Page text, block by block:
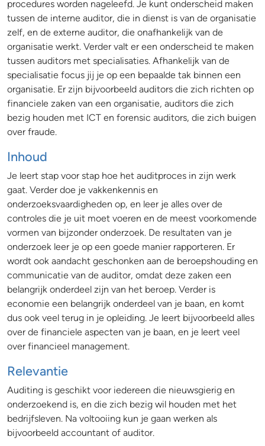
procedures worden nageleefd. Je kunt onderscheid maken
tussen de interne auditor, die in dienst is van de organisatie
zelf, en de externe auditor, die onafhankelijk van de
organisatie werkt. Verder valt er een onderscheid te maken
tussen auditors met specialisaties. Afhankelijk van de
specialisatie focus jij je op een bepaalde tak binnen een
organisatie. Er zijn bijvoorbeeld auditors die zich richten op
financiele zaken van een organisatie, auditors die zich
bezig houden met ICT en forensic auditors, die zich buigen
over fraude.
Inhoud
Je leert stap voor stap hoe het auditproces in zijn werk
gaat. Verder doe je vakkenkennis en
onderzoeksvaardigheden op, en leer je alles over de
controles die je uit moet voeren en de meest voorkomende
vormen van bijzonder onderzoek. De resultaten van je
onderzoek leer je op een goede manier rapporteren. Er
wordt ook aandacht geschonken aan de beroepshouding en
communicatie van de auditor, omdat deze zaken een
belangrijk onderdeel zijn van het beroep. Verder is
economie een belangrijk onderdeel van je baan, en komt
dus ook veel terug in je opleiding. Je leert bijvoorbeeld alles
over de financiele aspecten van je baan, en je leert veel
over financieel management.
Relevantie
Auditing is geschikt voor iedereen die nieuwsgierig en
onderzoekend is, en die zich bezig wil houden met het
bedrijfsleven. Na voltooiing kun je gaan werken als
bijvoorbeeld accountant of auditor.